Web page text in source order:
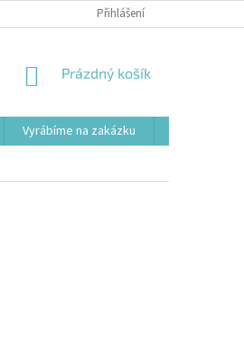
Přihlášení
NÁKUPNÍ
Prázdný košík
Vyrábíme na zakázku